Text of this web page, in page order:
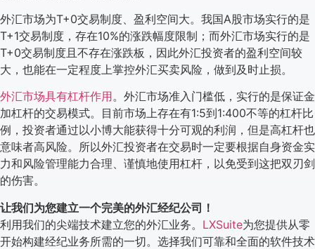
外汇市场为T+0交易制度、盈利空间大。我国A股市场实行的是
T+1交易制度，存在10%的涨跌幅度限制；而外汇市场实行的是
T+0交易制度且不存在涨跌板，因此外汇投资者的盈利空间较
大，也能在一定程度上掌控外汇买卖风险，做到及时止损。
外汇市场具有杠杆作用。外汇市场准入门槛低，实行的是保证金
加杠杆的交易模式。目前市场上存在有1:5到1:400不等的杠杆比
例，投资者通过以小博大能获得十分可观的利润，但是高杠杆也
意味者高风险。所以外汇投资者在交易时一定要根据自身资金实
力和风险管理能力合理、谨慎地使用杠杆，以免受到这把双刃剑
的伤害。
让我们为您建立一个完美的外汇经纪公司！
利用我们的尖端技术建立您的外汇业务。 LXSuite为您提供从零
开始构建经纪业务所需的一切。选择我们可靠和全面的软件技术